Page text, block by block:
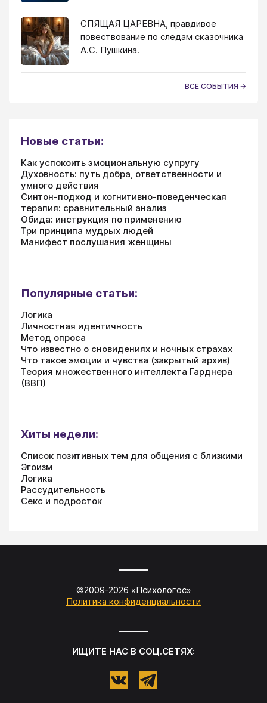
СПЯЩАЯ ЦАРЕВНА, правдивое
повествование по следам сказочника
А.С. Пушкина.
ВСЕ СОБЫТИЯ
Новые статьи:
Как успокоить эмоциональную супругу
Духовность: путь добра, ответственности и
умного действия
Синтон-подход и когнитивно-поведенческая
терапия: сравнительный анализ
Обида: инструкция по применению
Три принципа мудрых людей
Манифест послушания женщины
Популярные статьи:
Логика
Личностная идентичность
Метод опроса
Что известно о сновидениях и ночных страхах
Что такое эмоции и чувства (закрытый архив)
Теория множественного интеллекта Гарднера
(ВВП)
Хиты недели:
Список позитивных тем для общения с близкими
Эгоизм
Логика
Рассудительность
Секс и подросток
©2009-2026 «Психологос»
Политика конфиденциальности
ИЩИТЕ НАС В СОЦ.СЕТЯХ: